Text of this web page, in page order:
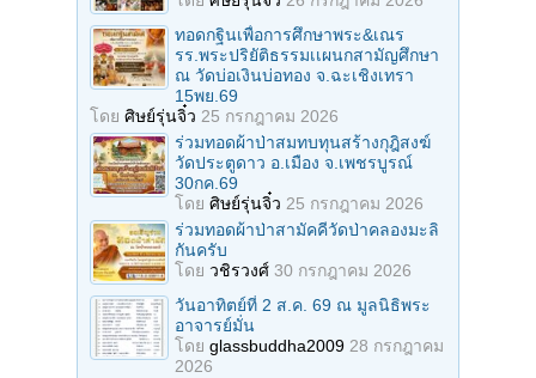
ทอดกฐินเพื่อการศึกษาพระ&เณร
รร.พระปริยัติธรรมเเผนกสามัญศึกษา
ณ วัดบ่อเงินบ่อทอง จ.ฉะเชิงเทรา
15พย.69
โดย ศิษย์รุ่นจิ๋ว 25 กรกฎาคม 2026
ร่วมทอดผ้าป่าสมทบทุนสร้างกุฎิสงฆ์
วัดประตูดาว อ.เมือง จ.เพชรบูรณ์
30กค.69
โดย ศิษย์รุ่นจิ๋ว 25 กรกฎาคม 2026
ร่วมทอดผ้าป่าสามัคคีวัดป่าคลองมะลิ
กันครับ
โดย วชิรวงศ์ 30 กรกฎาคม 2026
วันอาทิตย์ที่ 2 ส.ค. 69 ณ มูลนิธิพระ
อาจารย์มั่น
โดย glassbuddha2009 28 กรกฎาคม
2026